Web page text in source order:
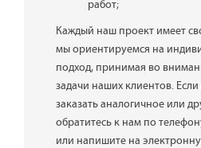
работ;
Каждый наш проект имеет
мы ориентируемся на
подход, принимая во
задачи наших клиентов. Если
заказать аналогичное или
обратитесь к нам по
или напишите на